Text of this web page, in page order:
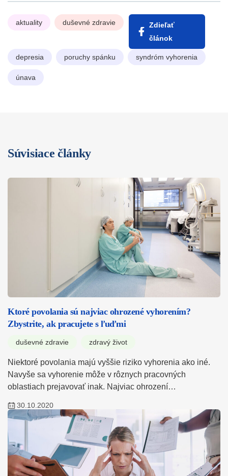
aktuality duševné zdravie
Zdieľať
článok
depresia poruchy spánku syndróm vyhorenia
únava
Súvisiace články
Ktoré povolania sú najviac ohrozené vyhorením?
Zbystrite, ak pracujete s ľuďmi
duševné zdravie zdravý život
Niektoré povolania majú vyššie riziko vyhorenia ako iné.
Navyše sa vyhorenie môže v rôznych pracovných
oblastiach prejavovať inak. Najviac ohrození…
30.10.2020